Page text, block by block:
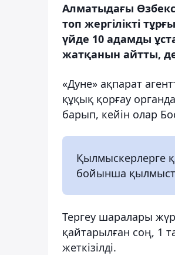
Алматыдағы
топ жергілікті
үйде 10 адамды
жатқанын айтты,
«Дуне» ақпарат
құқық қорғау
барып, кейін олар
Қылмыскерлерге
бойынша
Тергеу шаралары
қайтарылған соң, 1
жеткізілді.